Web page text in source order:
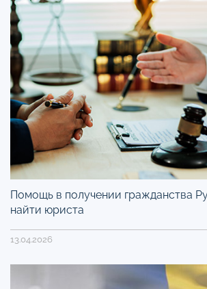
Помощь в получении гражданства
найти юриста
13.04.2026